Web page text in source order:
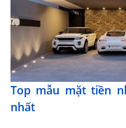
Top mẫu mặt tiền
nhất